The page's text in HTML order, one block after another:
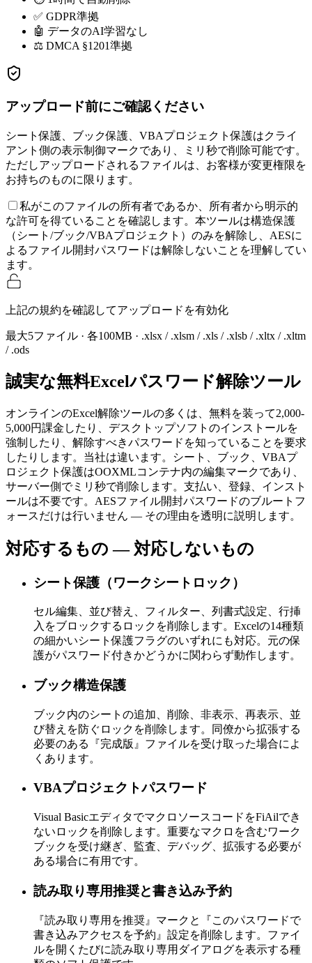
✅ GDPR準拠
🤖 データのAI学習なし
⚖ DMCA §1201準拠
アップロード前にご確認ください
シート保護、ブック保護、VBAプロジェクト保護はクライ
アント側の表示制御マークであり、ミリ秒で削除可能です。
ただしアップロードされるファイルは、お客様が変更権限を
お持ちのものに限ります。
私がこのファイルの所有者であるか、所有者から明示的
な許可を得ていることを確認します。本ツールは構造保護
（シート/ブック/VBAプロジェクト）のみを解除し、AESに
よるファイル開封パスワードは解除しないことを理解してい
ます。
上記の規約を確認してアップロードを有効化
最大5ファイル · 各100MB · .xlsx / .xlsm / .xls / .xlsb / .xltx / .xltm
/ .ods
誠実な無料Excelパスワード解除ツール
オンラインのExcel解除ツールの多くは、無料を装って2,000-
5,000円課金したり、デスクトップソフトのインストールを
強制したり、解除すべきパスワードを知っていることを要求
したりします。当社は違います。シート、ブック、VBAプ
ロジェクト保護はOOXMLコンテナ内の編集マークであり、
サーバー側でミリ秒で削除します。支払い、登録、インスト
ールは不要です。AESファイル開封パスワードのブルートフ
ォースだけは行いません — その理由を透明に説明します。
対応するもの — 対応しないもの
シート保護（ワークシートロック）
セル編集、並び替え、フィルター、列書式設定、行挿
入をブロックするロックを削除します。Excelの14種類
の細かいシート保護フラグのいずれにも対応。元の保
護がパスワード付きかどうかに関わらず動作します。
ブック構造保護
ブック内のシートの追加、削除、非表示、再表示、並
び替えを防ぐロックを削除します。同僚から拡張する
必要のある『完成版』ファイルを受け取った場合によ
くあります。
VBAプロジェクトパスワード
Visual BasicエディタでマクロソースコードをFiAilでき
ないロックを削除します。重要なマクロを含むワーク
ブックを受け継ぎ、監査、デバッグ、拡張する必要が
ある場合に有用です。
読み取り専用推奨と書き込み予約
『読み取り専用を推奨』マークと『このパスワードで
書き込みアクセスを予約』設定を削除します。ファイ
ルを開くたびに読み取り専用ダイアログを表示する種